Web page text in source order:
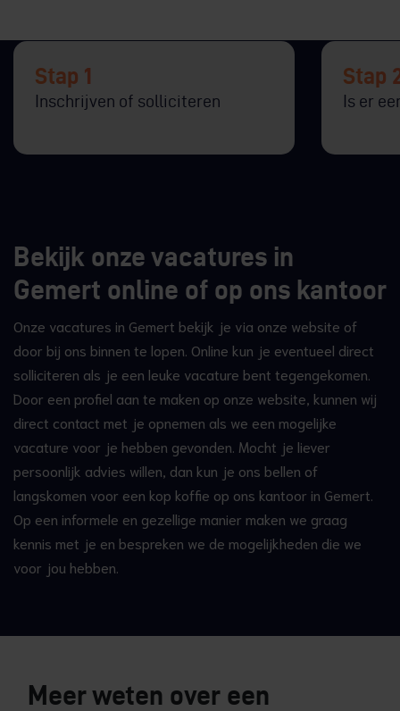
Stap 1
Inschrijven of solliciteren
Stap
Is er
Bekijk onze vacatures in
Gemert online of op ons kantoor
Onze vacatures in Gemert bekijk je via onze website of
door bij ons binnen te lopen. Online kun je eventueel direct
solliciteren als je een leuke vacature bent tegengekomen.
Door een profiel aan te maken op onze website, kunnen wij
direct contact met je opnemen als we een mogelijke
vacature voor je hebben gevonden. Mocht je liever
persoonlijk advies willen, dan kun je ons bellen of
langskomen voor een kop koffie op ons kantoor in Gemert.
Op een informele en gezellige manier maken we graag
kennis met je en bespreken we de mogelijkheden die we
voor jou hebben.
Meer weten over een